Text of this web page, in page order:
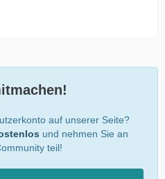
auf unserer Seite?
und nehmen Sie an
teil!